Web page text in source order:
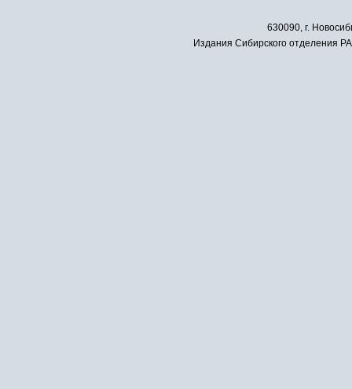
630090, г.
Издания Сибирского отделения